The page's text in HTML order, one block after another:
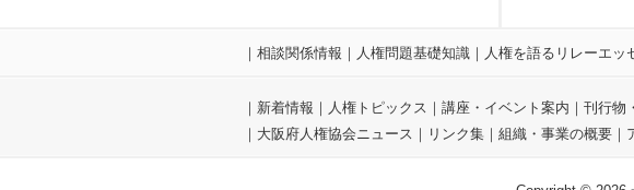
｜ 相談関係情報 ｜ 人権問題基礎知識 ｜ 人権を語るリレーエッ
｜ 新着情報 ｜ 人権トピックス ｜ 講座・イベント案内 ｜ 刊行物
｜ 大阪府人権協会ニュース ｜ リンク集 ｜ 組織・事業の概要 ｜